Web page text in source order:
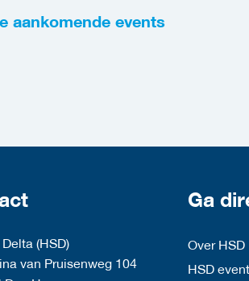
aankomende events
(HSD)
van Pruisenweg 104
Ga
Over HSD
HSD